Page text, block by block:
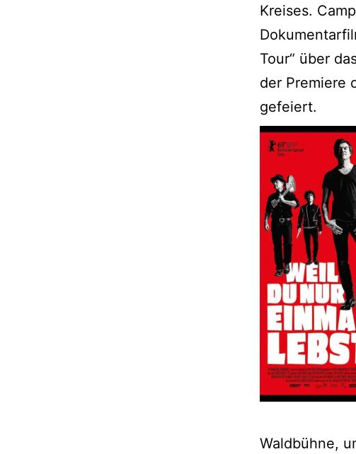
Kreises.
Tour“ über
der Premiere
gefeiert.
Waldbühne,